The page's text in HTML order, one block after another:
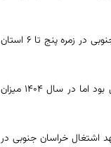
شریعتی‌فر افزود: نرخ مشارکت اقتصادی استان نیز در سال گذشته در جایگاه مطلوبی قرار گرفت و خراسان جنوبی در زمره پنج تا ۶ استان
وی بیان کرد: یکی از نقاط ضعف استان در سال‌های گذشته، پایین بودن مشارکت بانوان در عرصه اشتغال بود اما در سال ۱۴۰۴ میزان
اشتغال خراسان جنوبی در